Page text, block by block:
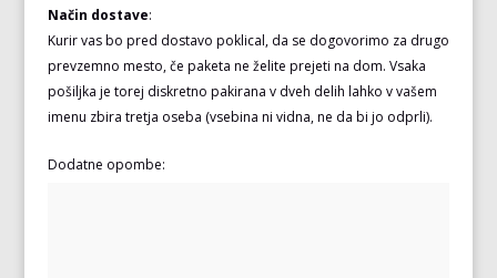
Način dostave:
Kurir vas bo pred dostavo poklical, da se dogovorimo za drugo
prevzemno mesto, če paketa ne želite prejeti na dom. Vsaka
pošiljka je torej diskretno pakirana v dveh delih lahko v vašem
imenu zbira tretja oseba (vsebina ni vidna, ne da bi jo odprli).
Dodatne opombe: